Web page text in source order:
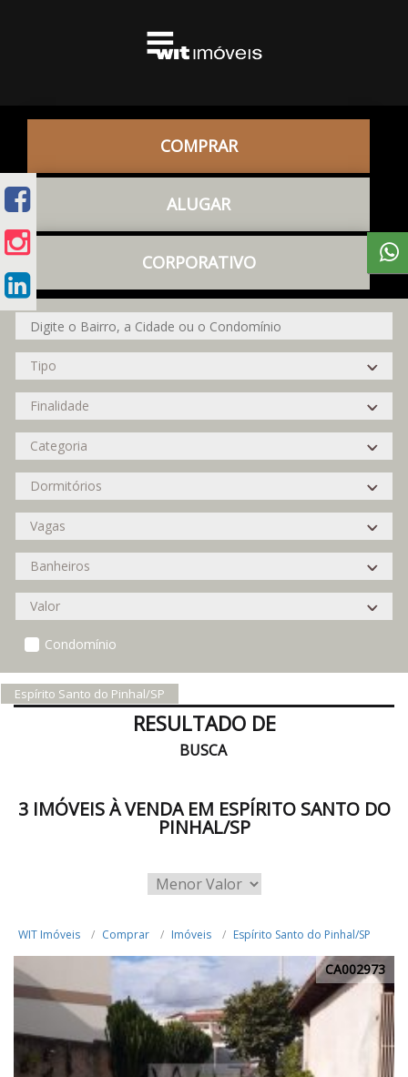
COMPRAR
ALUGAR
CORPORATIVO
Condomínio
Espírito Santo do Pinhal/SP
RESULTADO DE
BUSCA
3 IMÓVEIS À VENDA EM ESPÍRITO SANTO DO
PINHAL/SP
WIT Imóveis Comprar Imóveis Espírito Santo do Pinhal/SP
CA002973